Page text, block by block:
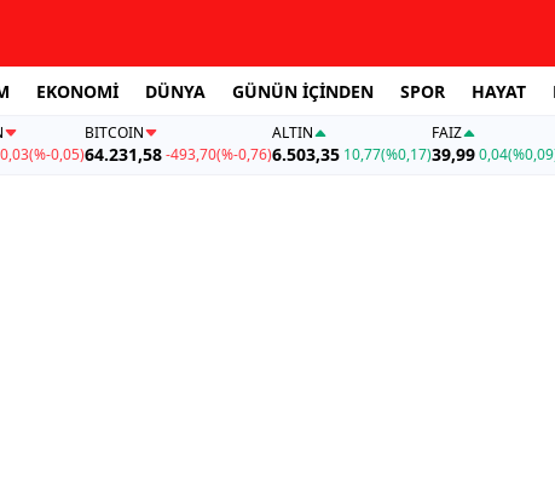
EKONOMİ DÜNYA GÜNÜN İÇİNDEN SPOR HAYAT
(%-0,05)
BITCOIN
64.231,58-493,70(%-0,76)
ALTIN
6.503,35 10,77(%0,17)
FAİZ
39,990,04